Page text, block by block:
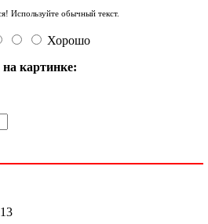
Используйте обычный текст.
Хорошо
картинке: